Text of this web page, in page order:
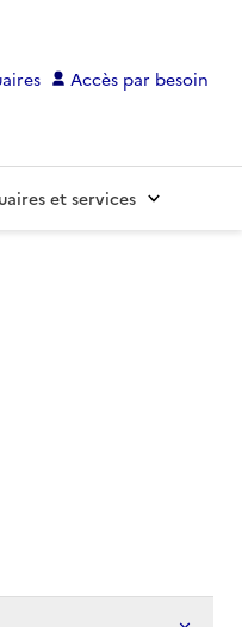
Accès par besoin
et services